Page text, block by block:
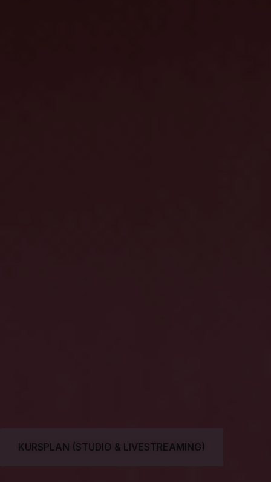
KURSPLAN (STUDIO & LIVESTREAMING)